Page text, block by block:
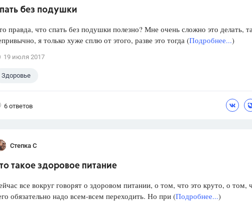
без подушки
правда, что спать без подушки полезно? Мне очень сложно это делать,
я только хуже сплю от этого, разве это тогда (Подробнее...)
19 июля 2017
Здоровье
6 ответов
Степка С
такое здоровое питание
все вокруг говорят о здоровом питании, о том, что это круто, о том,
обязательно надо всем-всем переходить. Но при (Подробнее...)